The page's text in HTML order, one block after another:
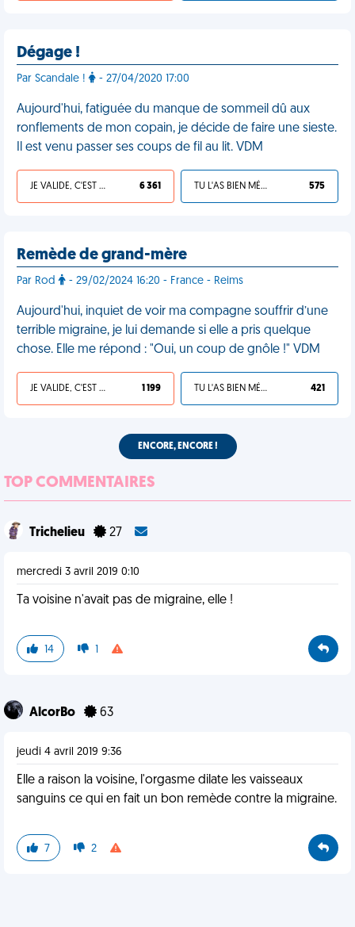
Dégage !
Par Scandale ! - 27/04/2020 17:00
Aujourd'hui, fatiguée du manque de sommeil dû aux
ronflements de mon copain, je décide de faire une sieste.
Il est venu passer ses coups de fil au lit. VDM
JE VALIDE, C'EST UNE VDM 6 361 TU L'AS BIEN MÉRITÉ 575
Remède de grand-mère
Par Rod - 29/02/2024 16:20 - France - Reims
Aujourd'hui, inquiet de voir ma compagne souffrir d’une
terrible migraine, je lui demande si elle a pris quelque
chose. Elle me répond : "Oui, un coup de gnôle !" VDM
JE VALIDE, C'EST UNE VDM 1 199 TU L'AS BIEN MÉRITÉ 421
ENCORE, ENCORE !
TOP COMMENTAIRES
Trichelieu 27
mercredi 3 avril 2019 0:10
Ta voisine n'avait pas de migraine, elle !
14 1
AlcorBo 63
jeudi 4 avril 2019 9:36
Elle a raison la voisine, l'orgasme dilate les vaisseaux
sanguins ce qui en fait un bon remède contre la migraine.
7 2